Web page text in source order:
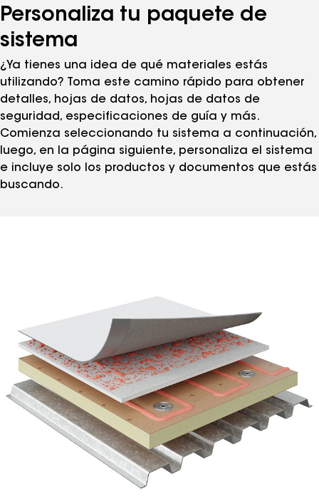
Personaliza tu paquete de
sistema
¿Ya tienes una idea de qué materiales estás
utilizando? Toma este camino rápido para obtener
detalles, hojas de datos, hojas de datos de
seguridad, especificaciones de guía y más.
Comienza seleccionando tu sistema a continuación,
luego, en la página siguiente, personaliza el sistema
e incluye solo los productos y documentos que estás
buscando.